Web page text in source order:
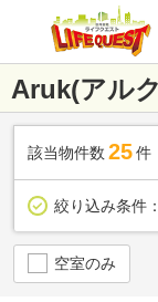
Aruk(アル
該当物件数 25件
絞り込み条件：
空室のみ